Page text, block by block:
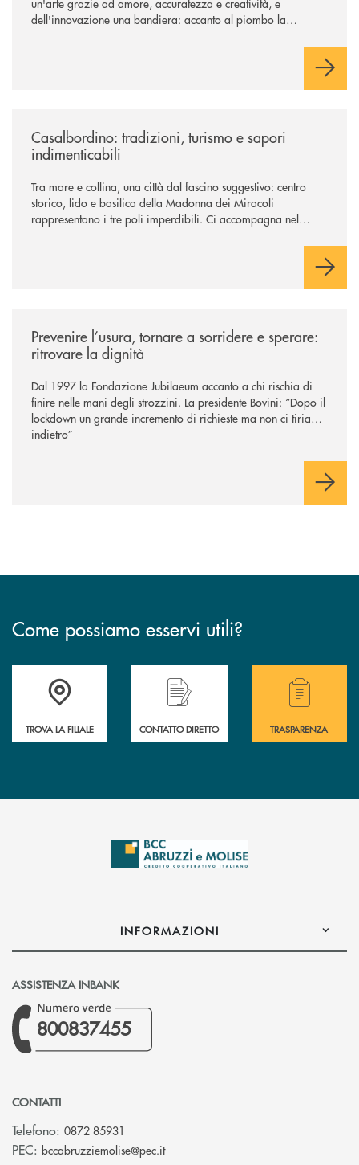
dell'innovazione una bandiera: accanto al piombo la
Casalbordino: tradizioni, turismo e sapori
indimenticabili
Tra mare e collina, una città dal fascino suggestivo: centro
storico, lido e basilica della Madonna dei Miracoli
rappresentano i tre poli imperdibili. Ci accompagna nel
Prevenire l’usura, tornare a sorridere e sperare:
ritrovare la dignità
Dal 1997 la Fondazione Jubilaeum accanto a chi rischia di
finire nelle mani degli strozzini. La presidente Bovini: “Dopo il
lockdown un grande incremento di richieste ma non ci tiriamo
indietro”
Come possiamo esservi utili?
Accedi all' elenco completo delle filiali .
TROVA LA FILIALE CONTATTO DIRETTO
Hai bisogno di
TRASPARENZA
INFORMAZIONI
ASSISTENZA INBANK
800837455
CONTATTI
Telefono: 0872 85931
PEC: bccabruzziemolise@pec.it(si apre l’app di posta elettronica)